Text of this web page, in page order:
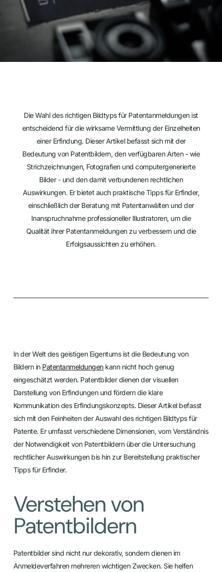
Die Wahl des richtigen Bildtyps für Patentanmeldungen ist
entscheidend für die wirksame Vermittlung der Einzelheiten
einer Erfindung. Dieser Artikel befasst sich mit der
Bedeutung von Patentbildern, den verfügbaren Arten - wie
Strichzeichnungen, Fotografien und computergenerierte
Bilder - und den damit verbundenen rechtlichen
Auswirkungen. Er bietet auch praktische Tipps für Erfinder,
einschließlich der Beratung mit Patentanwälten und der
Inanspruchnahme professioneller Illustratoren, um die
Qualität ihrer Patentanmeldungen zu verbessern und die
Erfolgsaussichten zu erhöhen.
In der Welt des geistigen Eigentums ist die Bedeutung von
Bildern in Patentanmeldungenkann nicht hoch genug
eingeschätzt werden. Patentbilder dienen der visuellen
Darstellung von Erfindungen und fördern die klare
Kommunikation des Erfindungskonzepts. Dieser Artikel befasst
sich mit den Feinheiten der Auswahl des richtigen Bildtyps für
Patente. Er umfasst verschiedene Dimensionen, vom Verständnis
der Notwendigkeit von Patentbildern über die Untersuchung
rechtlicher Auswirkungen bis hin zur Bereitstellung praktischer
Tipps für Erfinder.
Verstehen von
Patentbildern
Patentbilder sind nicht nur dekorativ, sondern dienen im
Anmeldeverfahren mehreren wichtigen Zwecken. Sie helfen